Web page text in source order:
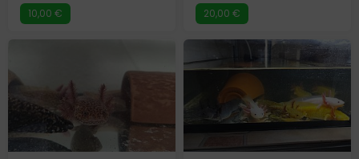
10,00 € 20,00 €